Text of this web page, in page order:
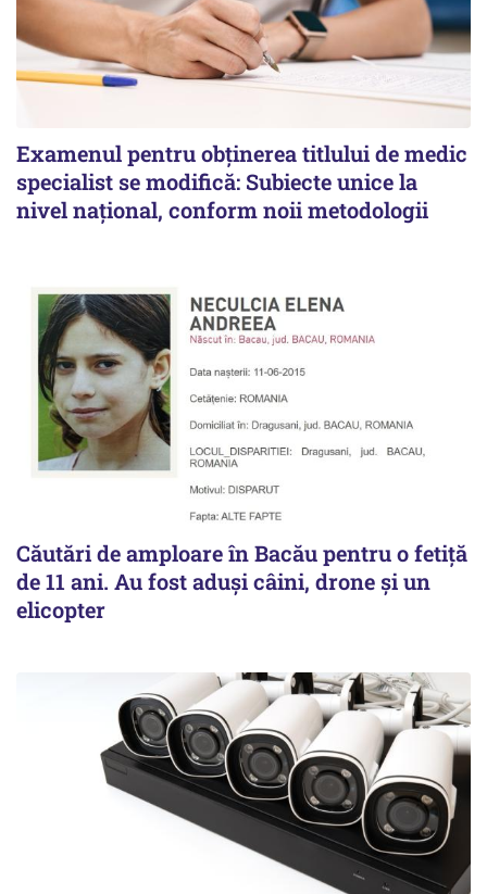
Examenul pentru obținerea titlului de medic
specialist se modifică: Subiecte unice la
nivel național, conform noii metodologii
Căutări de amploare în Bacău pentru o fetiță
de 11 ani. Au fost aduși câini, drone și un
elicopter